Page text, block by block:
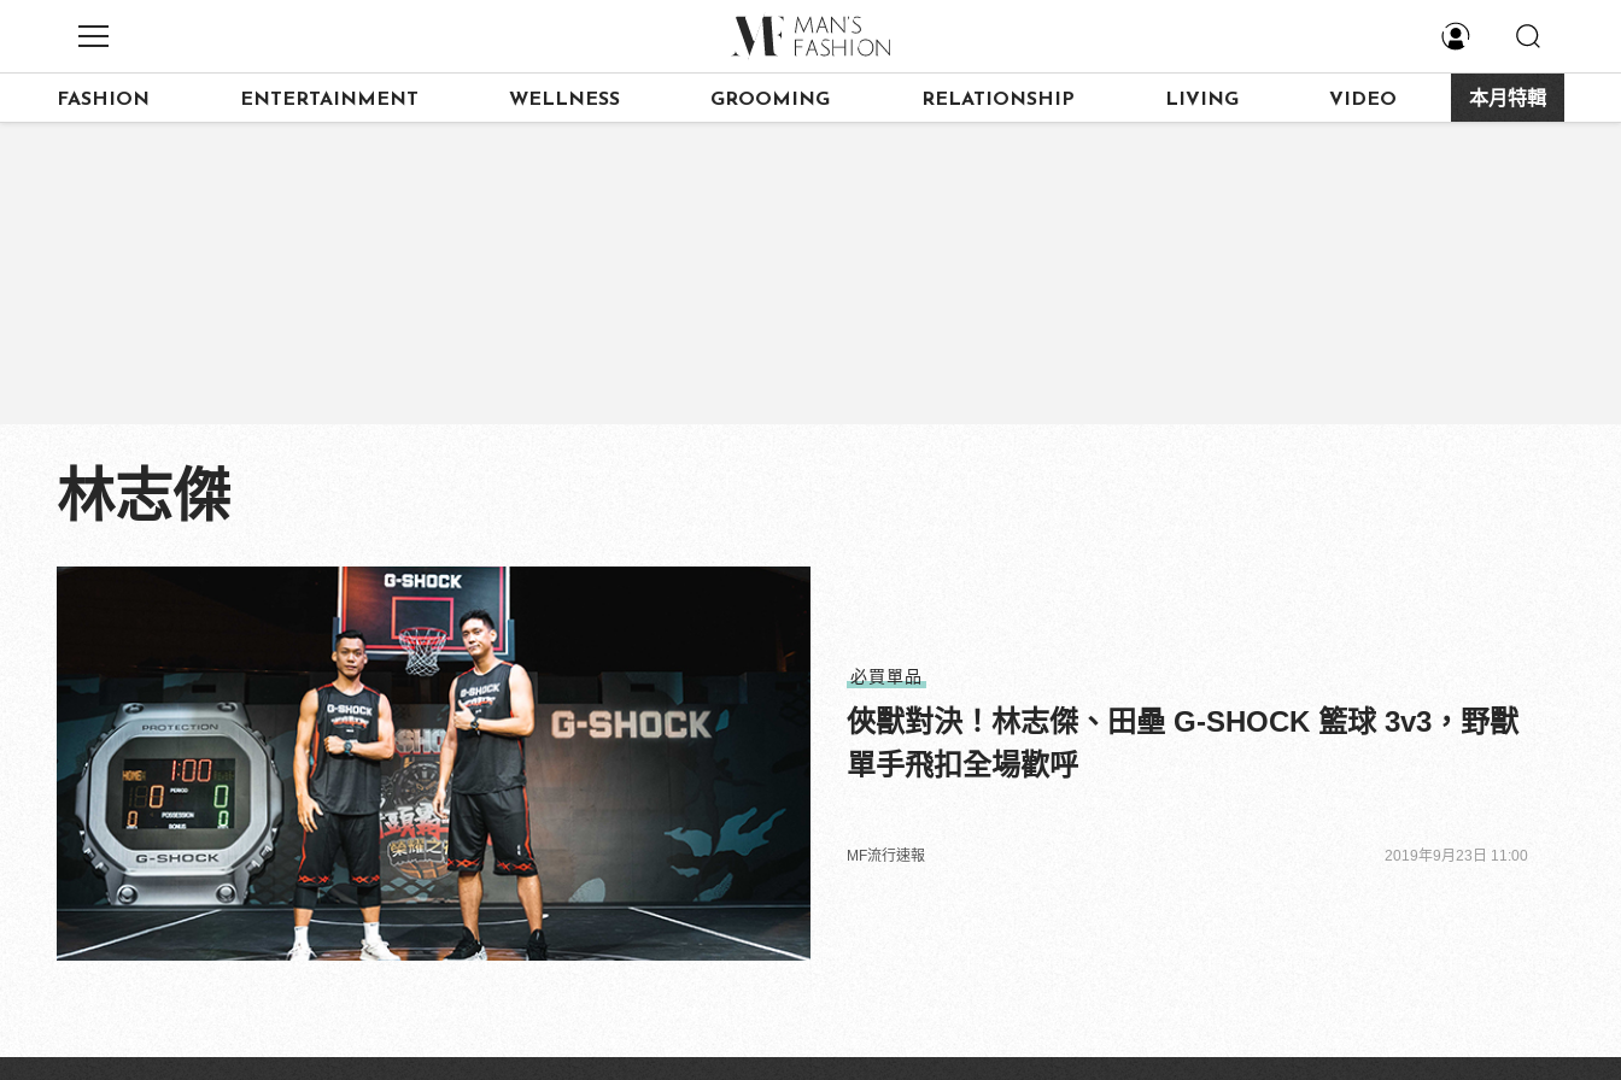
FASHION ENTERTAINMENT WELLNESS GROOMING RELATIONSHIP LIVING VIDEO 本月特輯
林志傑
必買單品
俠獸對決！林志傑、田壘 G-SHOCK 籃球 3v3，野獸
單手飛扣全場歡呼
MF流行速報 2019年9月23日 11:00